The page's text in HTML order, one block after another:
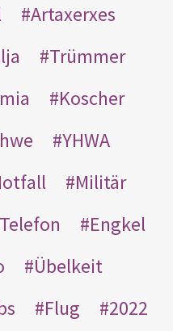
Artaxerxes
Trümmer
Koscher
YHWA
Militär
Telefon
Engkel
Übelkeit
Flug
2022